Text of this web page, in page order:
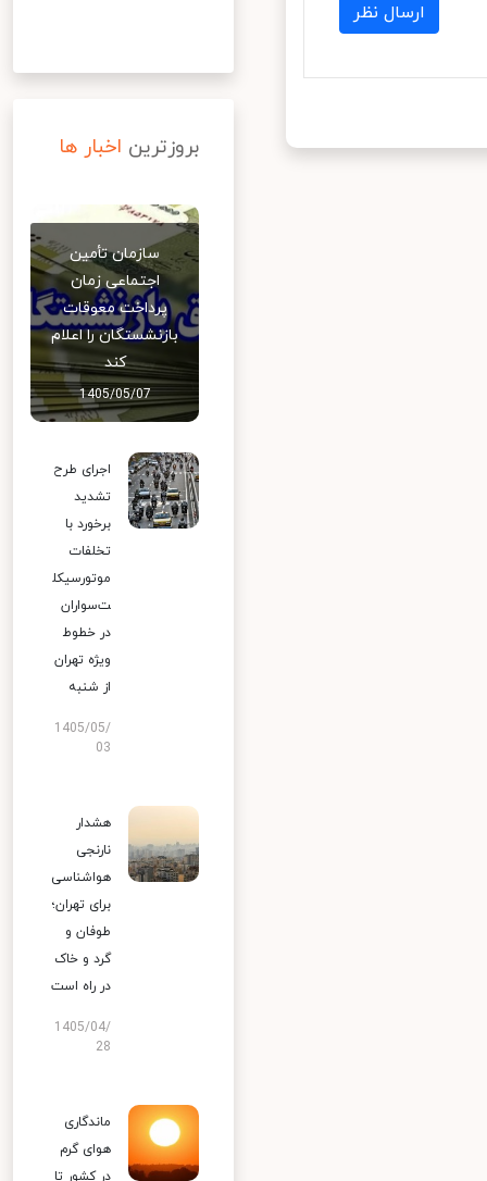
ارسال نظر
بروزترین اخبار ها
سازمان تأمین
اجتماعی زمان
پرداخت معوقات
بازنشستگان را اعلام
کند
1405/05/07
اجرای طرح
تشدید
برخورد با
تخلفات
موتورسیکل
ت‌سواران
در خطوط
ویژه تهران
از شنبه
1405/05/
03
هشدار
نارنجی
هواشناسی
برای تهران؛
طوفان و
گرد و خاک
در راه است
1405/04/
28
ماندگاری
هوای گرم
در کشور تا